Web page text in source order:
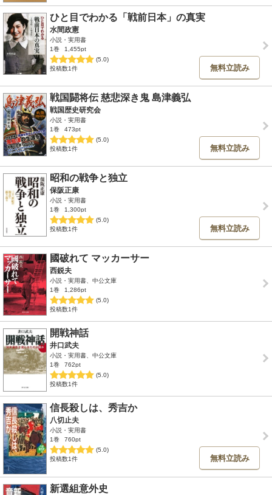
ひと目でわかる「戦前日本」の真実
水間政憲
小説・実用書
1巻
1,455pt
(5.0)
投稿数1件
無料立読み
戦国闘将伝 慈悲深き鬼 島津義弘
戦国歴史研究会
小説・実用書
1巻
473pt
(5.0)
投稿数1件
無料立読み
昭和の戦争と独立
保阪正康
小説・実用書
1巻
1,300pt
(5.0)
投稿数1件
無料立読み
國破れて マッカーサー
西鋭夫
小説・実用書、中公文庫
1巻
1,286pt
(5.0)
投稿数1件
開戦神話
井口武夫
小説・実用書、中公文庫
1巻
762pt
(5.0)
投稿数1件
信長殺しは、秀吉か
八切止夫
小説・実用書
1巻
760pt
(5.0)
投稿数1件
無料立読み
新選組意外史